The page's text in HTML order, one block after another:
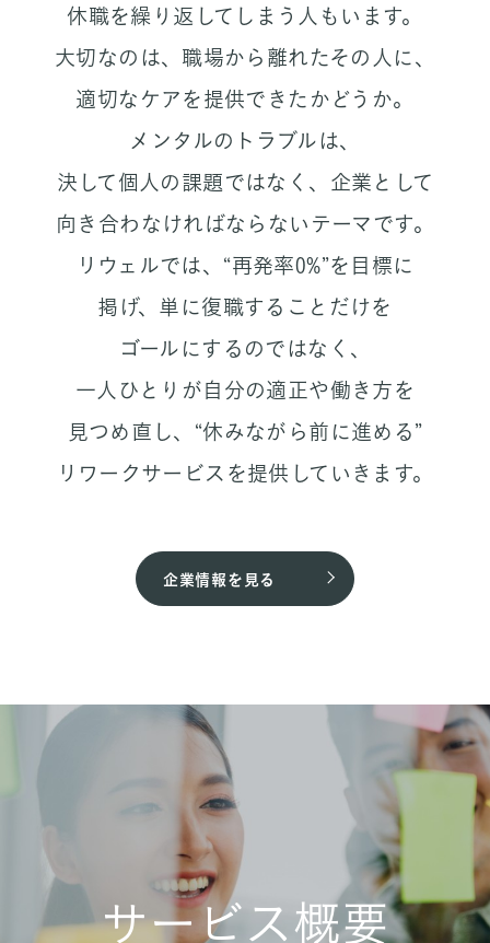
休職を繰り返してしまう人もいます。
大切なのは、職場から離れたその人に、
適切なケアを提供できたかどうか。
メンタルのトラブルは、
決して個人の課題ではなく、 企業として
向き合わなければならないテーマです。
リウェルでは、“再発率0%”を目標に
掲げ、 単に復職することだけを
ゴールにするのではなく、
一人ひとりが自分の適正や働き方を
見つめ直し、 “休みながら前に進める”
リワークサービスを提供していきます。
企業情報を見る
サービス概要